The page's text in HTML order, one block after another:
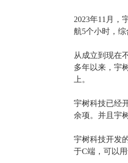
2023年11月，
航5个小时，
从成立到现在
多年以来，宇
上。
宇树科技已经
余项。并且 宇
宇树科技开发
于C端，可以